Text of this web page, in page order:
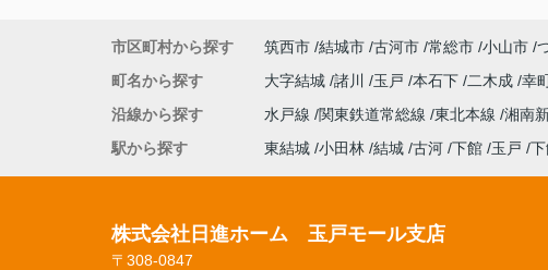
市区町村から探す 筑西市 結城市 古河市 常総市 小山市
町名から探す
大字結城 諸川 玉戸 本石下 二木成 幸
沿線から探す
水戸線 関東鉄道常総線 東北本線 湘南
駅から探す
東結城 小田林 結城 古河 下館 玉戸
株式会社日進ホーム 玉戸モール支店
〒308-0847